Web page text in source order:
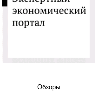
Обзоры